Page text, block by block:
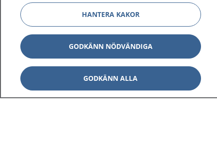
HANTERA KAKOR
GODKÄNN NÖDVÄNDIGA
GODKÄNN ALLA